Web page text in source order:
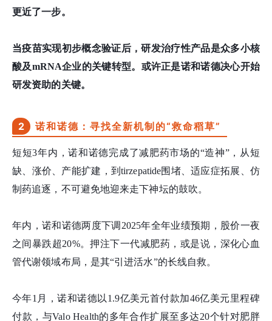
更近了一步。
当疫苗实现初步概念验证后，研发治疗性产品是众多小核
酸及mRNA企业的关键转型。或许正是诺和诺德决心开始
研发资助的关键。
2 诺和诺德：寻找全新机制的“救命稻草”
短短3年内，诺和诺德完成了减肥药市场的“造神”，从短
缺、涨价、产能扩建，到tirzepatide围堵、适应症拓展、仿
制药追逐，不可避免地迎来走下神坛的鼓吹。
年内，诺和诺德两度下调 2025年全年业绩预期， 股价一夜
之间暴跌超20%。押注下一代减肥药，或是说，深化心血
管代谢领域布局，是其“引进活水”的长线自救。
今年1月，诺和诺德以 1.9亿美元首付款加46亿美元里程碑
付款，与Valo Health的多年合作扩展至多达20个针对肥胖